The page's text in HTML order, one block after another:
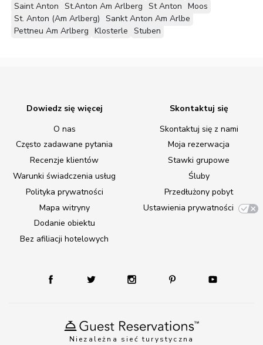
Saint Anton St.Anton Am Arlberg St Anton Moos
St. Anton (Am Arlberg) Sankt Anton Am Arlbe
Pettneu Am Arlberg Klosterle Stuben
Niezależna sieć turystyczna
Dowiedz się więcej
O nas
Często zadawane pytania
Recenzje klientów
Warunki świadczenia usług
Polityka prywatności
Mapa witryny
Dodanie obiektu
Bez afiliacji hotelowych
Skontaktuj się
Skontaktuj się z nami
Moja rezerwacja
Stawki grupowe
Śluby
Przedłużony pobyt
Ustawienia prywatności